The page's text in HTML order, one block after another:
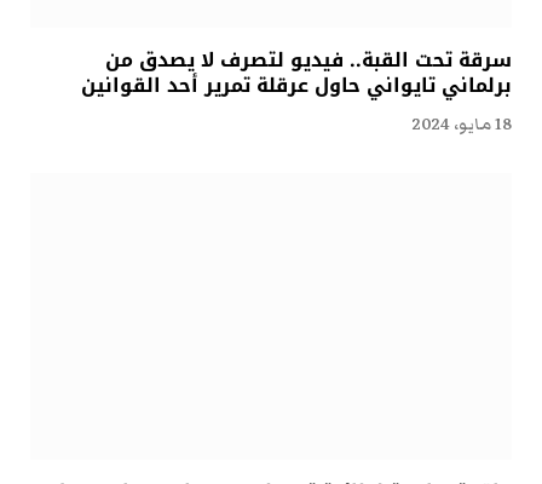
سرقة تحت القبة.. فيديو لتصرف لا يصدق من
برلماني تايواني حاول عرقلة تمرير أحد القوانين
18 مايو، 2024